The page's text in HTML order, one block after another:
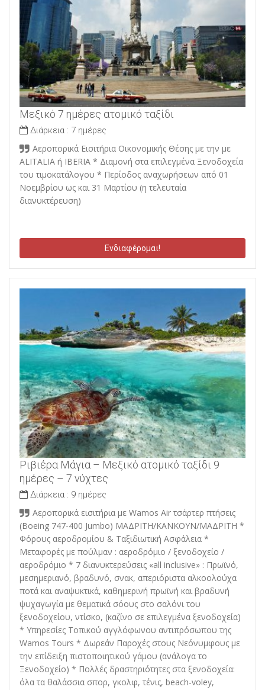
Μεξικό 7 ημέρες ατομικό ταξίδι
Διάρκεια : 7 ημέρες
Αεροπορικά Εισιτήρια Οικονομικής Θέσης με την με
ALITALIA ή IBERIA * Διαμονή στα επιλεγμένα Ξενοδοχεία
του τιμοκατάλογου * Περίοδος αναχωρήσεων από 01
Νοεμβρίου ως και 31 Μαρτίου (η τελευταία
διανυκτέρευση)
Ενδιαφέρομαι!
Ριβιέρα Μάγια – Μεξικό ατομικό ταξίδι 9
ημέρες – 7 νύχτες
Διάρκεια : 9 ημέρες
Αεροπορικά εισιτήρια με Wamos Air τσάρτερ πτήσεις
(Boeing 747-400 Jumbo) ΜΑΔΡΙΤΗ/ΚΑΝΚΟΥΝ/ΜΑΔΡΙΤΗ *
Φόρους αεροδρομίου & Ταξιδιωτική Ασφάλεια *
Μεταφορές με πούλμαν : αεροδρόμιο / ξενοδοχείο /
αεροδρόμιο * 7 διανυκτερεύσεις «all inclusive» : Πρωϊνό,
μεσημεριανό, βραδυνό, σνακ, απεριόριστα αλκοολούχα
ποτά και αναψυκτικά, καθημερινή πρωϊνή και βραδυνή
ψυχαγωγία με θεματικά σόους στο σαλόνι του
ξενοδοχείου, ντίσκο, (καζίνο σε επιλεγμένα ξενοδοχεία)
* Υπηρεσίες Τοπικού αγγλόφωνου αντιπρόσωπου της
Wamos Tours * Δωρεάν Παροχές στους Νεόνυμφους με
την επίδειξη πιστοποιητικού γάμου (ανάλογα το
Ξενοδοχείο) * Πολλές δραστηριότητες στα ξενοδοχεία:
όλα τα θαλάσσια σπορ, γκολφ, τένις, beach-voley,